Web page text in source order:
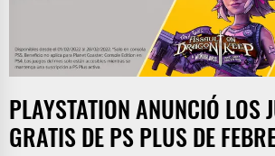
PLAYSTATION ANUNCIÓ LOS
GRATIS DE PS PLUS DE